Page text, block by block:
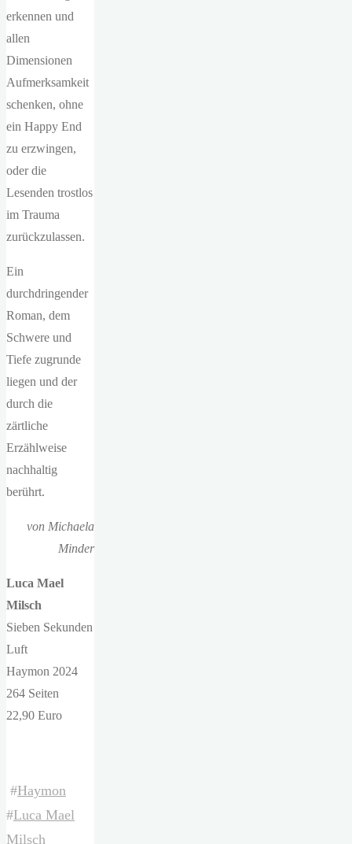
erkennen und
allen
Dimensionen
Aufmerksamkeit
schenken, ohne
ein Happy End
zu erzwingen,
oder die
Lesenden trostlos
im Trauma
zurückzulassen.
Ein
durchdringender
Roman, dem
Schwere und
Tiefe zugrunde
liegen und der
durch die
zärtliche
Erzählweise
nachhaltig
berührt.
von Michaela
Minder
Luca Mael
Milsch
Sieben Sekunden
Luft
Haymon 2024
264 Seiten
22,90 Euro
#Haymon
#Luca Mael
Milsch